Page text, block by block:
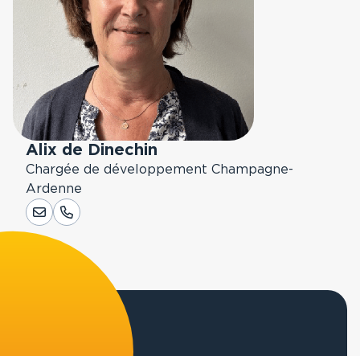
Alix de Dinechin
Chargée de développement Champagne-
Ardenne